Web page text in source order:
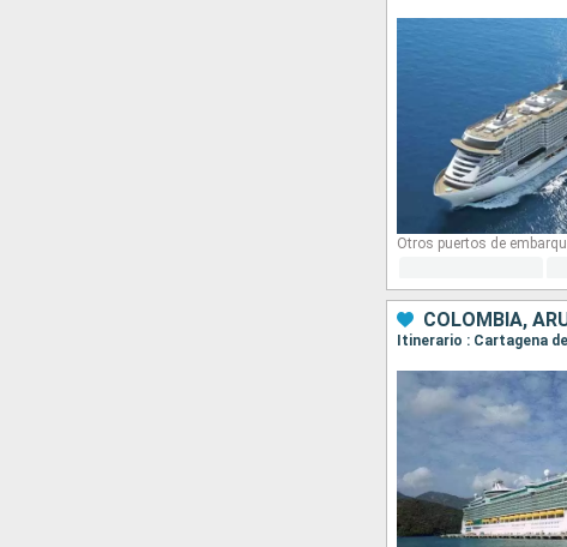
Otros puertos de
COLOMBIA,
Itinerario : Cartagena